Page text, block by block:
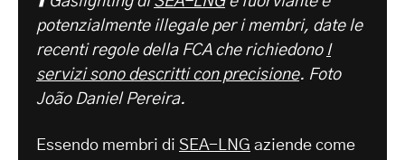
potenzialmente illegale per i membri, date le
recenti regole della FCA che richiedono I
servizi sono descritti con precisione. Foto
João Daniel Pereira.
Essendo membri di SEA-LNG aziende come